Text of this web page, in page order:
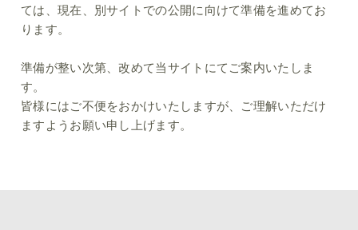
ては、 現在、別サイトでの公開に向けて準備を進めてお
ります。
準備が整い次第、改めて当サイトにてご案内いたしま
す。
皆様にはご不便をおかけいたしますが、ご理解いただけ
ますようお願い申し上げます。